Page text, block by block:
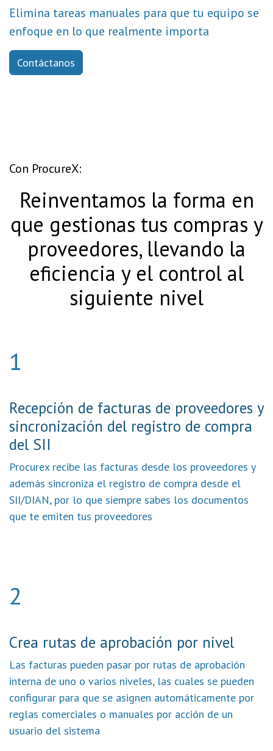
Elimina tareas manuales para que tu equipo se
enfoque en lo que realmente importa
Contáctanos
Con ProcureX:
Reinventamos la forma en
que gestionas tus compras y
proveedores, llevando la
eficiencia y el control al
siguiente nivel​
1
Recepción de facturas de proveedores y
sincronización del registro de compra
del SII
Procurex recibe las facturas desde los proveedores y
además sincroniza el registro de compra desde el
SII/DIAN, por lo que siempre sabes los documentos
que te emiten tus proveedores
2
Crea rutas de aprobación por nivel
Las facturas pueden pasar por rutas de aprobación
interna de uno o varios niveles, las cuales se pueden
configurar para que se asignen automáticamente por
reglas comerciales o manuales por acción de un
usuario del sistema